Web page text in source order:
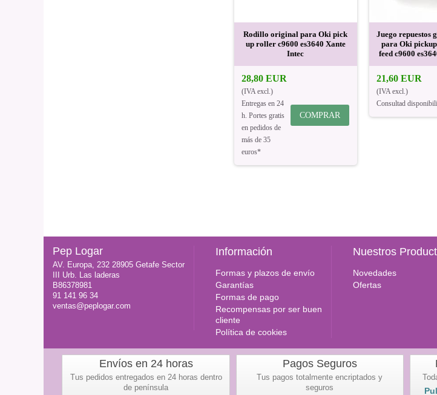
Rodillo original para Oki pick
up roller c9600 es3640 Xante
Intec
28,80 EUR
(IVA excl.)
Entregas en 24
h. Portes gratis
en pedidos de
más de 35
euros*
COMPRAR
Juego repuestos
para Oki
feed c9600
21,60 EUR
(IVA excl.)
Consultad
Pep Logar
AV. Europa, 232 28905 Getafe Sector
III Urb. Las laderas
B86378981
91 141 96 34
ventas@peplogar.com
Información
Formas y plazos de envío
Garantías
Formas de pago
Recompensas por ser buen
cliente
Política de cookies
Nuestros
Novedades
Ofertas
Envíos en 24 horas
Tus pedidos entregados en 24 horas dentro
de península
Pagos Seguros
Tus pagos totalmente encriptados y
seguros